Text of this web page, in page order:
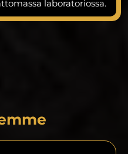
laboratoriossa.